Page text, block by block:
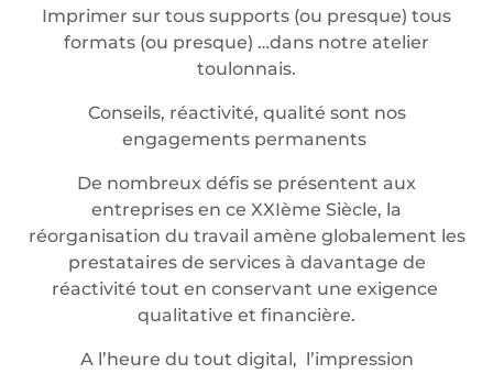
Imprimer sur tous supports (ou presque) tous
formats (ou presque) …dans notre atelier
toulonnais.
Conseils, réactivité, qualité sont nos
engagements permanents
De nombreux défis se présentent aux
entreprises en ce XXIème Siècle, la
réorganisation du travail amène globalement les
prestataires de services à davantage de
réactivité tout en conservant une exigence
qualitative et financière.
A l’heure du tout digital, l’impression